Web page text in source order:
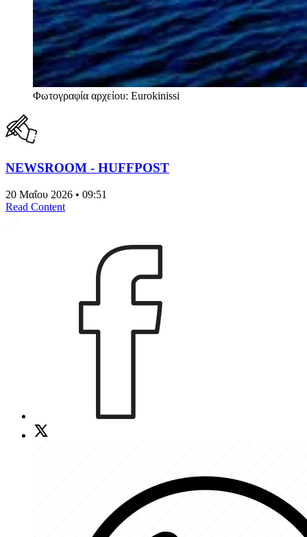
Φωτογραφία αρχείου: Eurokinissi
NEWSROOM - HUFFPOST
20 Μαΐου 2026 • 09:51
Read Content